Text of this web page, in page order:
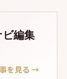
編集
を見る →